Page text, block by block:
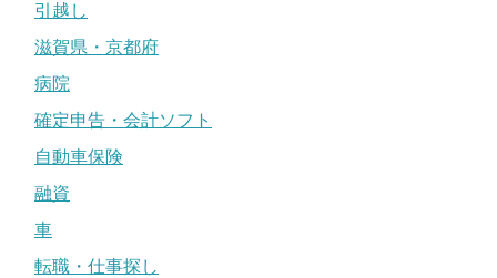
引越し
滋賀県・京都府
病院
確定申告・会計ソフト
自動車保険
融資
車
転職・仕事探し